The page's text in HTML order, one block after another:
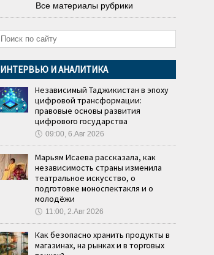
Все материалы рубрики
ИНТЕРВЬЮ И АНАЛИТИКА
Независимый Таджикистан в эпоху
цифровой трансформации:
правовые основы развития
цифрового государства
🕔 09:00, 6.Авг 2026
Марьям Исаева рассказала, как
независимость страны изменила
театральное искусство, о
подготовке моноспектакля и о
молодёжи
🕔 11:00, 2.Авг 2026
Как безопасно хранить продукты в
магазинах, на рынках и в торговых